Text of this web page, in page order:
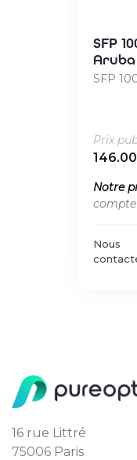
SFP
Aruba
SFP
Prix
Notre
compte
Nous
16 rue Littré
75006 Paris